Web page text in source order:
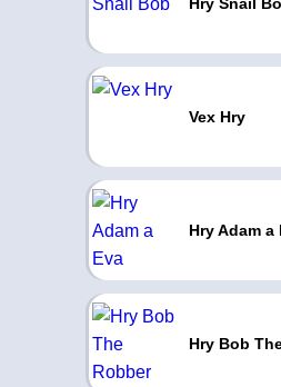
Vex Hry
Hry Adam a
Hry Bob